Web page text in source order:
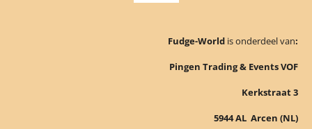
Fudge-World is onderdeel van:
Pingen Trading & Events VOF
Kerkstraat 3
5944 AL Arcen (NL)